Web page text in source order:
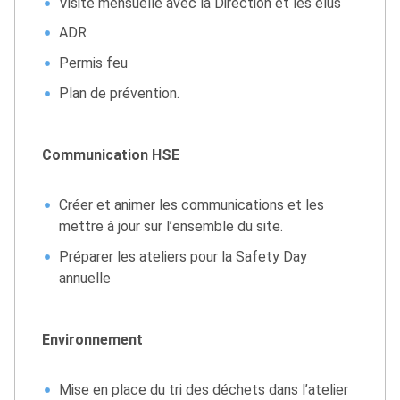
ADR
Permis feu
Plan de prévention.
Communication HSE
Créer et animer les communications et les
mettre à jour sur l’ensemble du site.
Préparer les ateliers pour la Safety Day
annuelle
Environnement
Mise en place du tri des déchets dans l’atelier